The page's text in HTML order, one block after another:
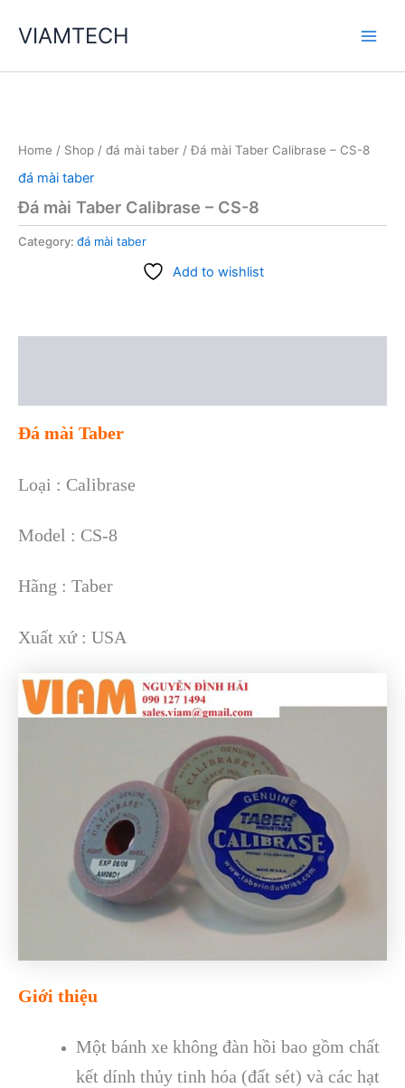
VIAMTECH
Home / Shop / đá mài taber / Đá mài Taber Calibrase – CS-8
đá mài taber
Đá mài Taber Calibrase – CS-8
Category: đá mài taber
Add to wishlist
Đá mài Taber
Loại : Calibrase
Model : CS-8
Hãng : Taber
Xuất xứ : USA
Giới thiệu
Một bánh xe không đàn hồi bao gồm chất
kết dính thủy tinh hóa (đất sét) và các hạt